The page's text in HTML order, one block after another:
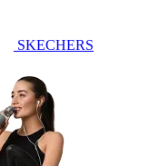
SKECHERS